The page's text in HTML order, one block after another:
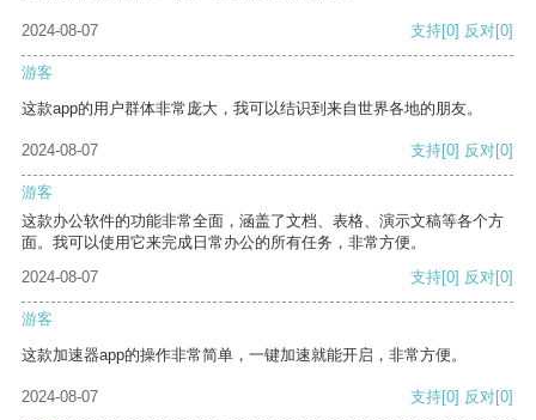
2024-08-07 支持[0] 反对[0]
游客
这款app的用户群体非常庞大，我可以结识到来自世界各地的朋友。
2024-08-07 支持[0] 反对[0]
游客
这款办公软件的功能非常全面，涵盖了文档、表格、演示文稿等各个方
面。我可以使用它来完成日常办公的所有任务，非常方便。
2024-08-07
支持[0] 反对[0]
游客
这款加速器app的操作非常简单，一键加速就能开启，非常方便。
2024-08-07 支持[0] 反对[0]